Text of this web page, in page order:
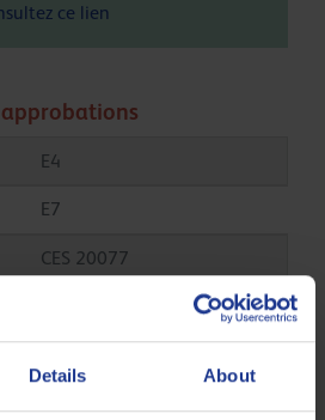
Details About
ce lien
E4
E7
CES 20077